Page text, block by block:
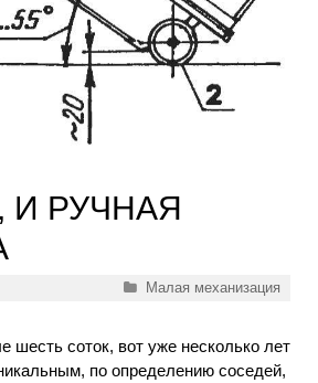
И РУЧНАЯ
Рубрики
Малая механизация
шесть соток, вот уже несколько лет
по определению соседей,